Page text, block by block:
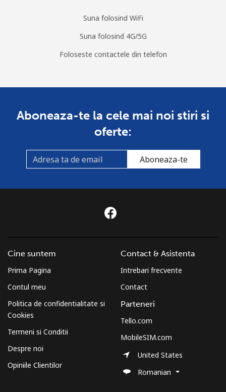
Suna folosind WiFi
Suna folosind 4G/5G
Foloseste contactele din telefon
Aboneaza-te la cele mai noi stiri si
oferte:
Aboneaza-te
Cine suntem
Prima Pagina
Contul meu
Politica de confidentialitate si
Cookies
Termeni si Conditii
Despre noi
Opiniile Clientilor
Contact & Asistenta
Intrebari frecvente
Contact
Parteneri
Tello.com
MobileSIM.com
United States
Romanian